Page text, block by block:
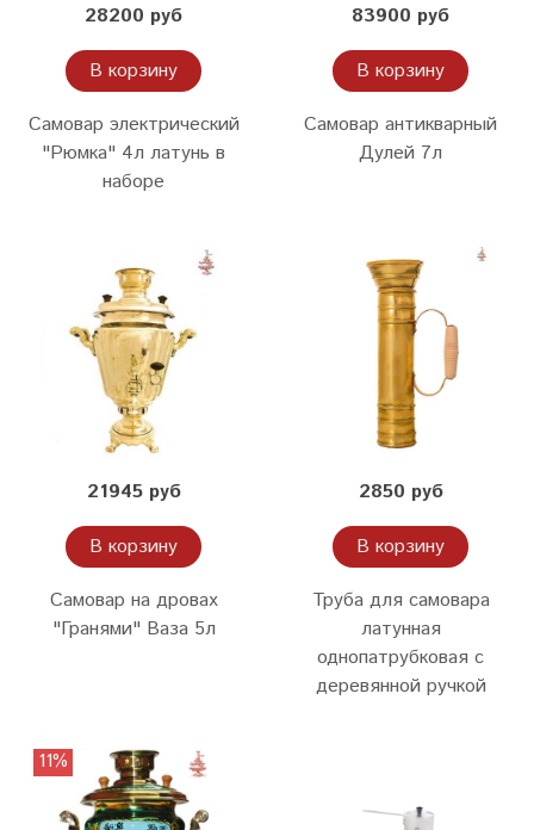
28200 руб
В корзину
Самовар электрический
"Рюмка" 4л латунь в
наборе
83900 руб
В корзину
Самовар антикварный
Дулей 7л
21945 руб
В корзину
Самовар на дровах
"Гранями" Ваза 5л
2850 руб
В корзину
Труба для самовара
латунная
однопатрубковая с
деревянной ручкой
11%